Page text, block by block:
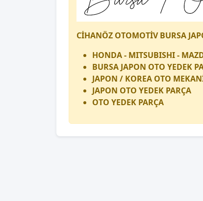
CİHANÖZ OTOMOTİV BURSA
HONDA - MITSUBISHI -
BURSA JAPON OTO YEDEK
JAPON / KOREA OTO
JAPON OTO YEDEK PARÇA
OTO YEDEK PARÇA